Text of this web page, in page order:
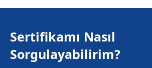
Sertifikamı Nasıl
Sorgulayabilirim?